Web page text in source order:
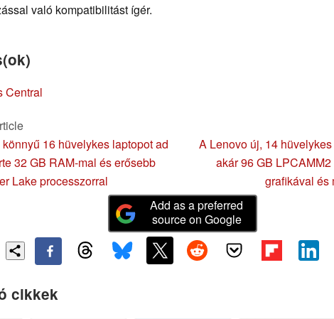
való kompatibilitást ígér.
Central
16 hüvelykes laptopot ad
32 GB RAM-mal és erősebb
Lake processzorral
A Lenovo új, 14
akár 96 GB
grafikával és
Add as a preferred
source on Google
cikkek